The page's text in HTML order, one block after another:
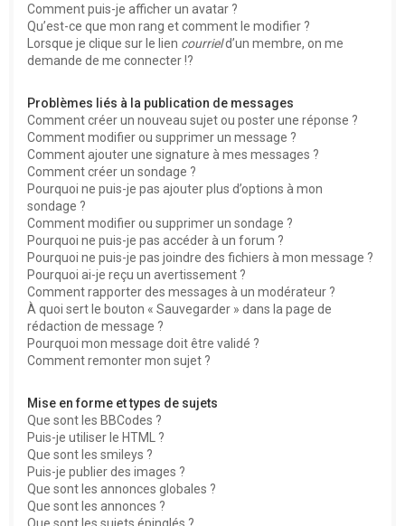
Comment puis-je afficher un avatar ?
Qu’est-ce que mon rang et comment le modifier ?
Lorsque je clique sur le lien courrield’un membre, on me
demande de me connecter !?
Problèmes liés à la publication de messages
Comment créer un nouveau sujet ou poster une réponse ?
Comment modifier ou supprimer un message ?
Comment ajouter une signature à mes messages ?
Comment créer un sondage ?
Pourquoi ne puis-je pas ajouter plus d’options à mon
sondage ?
Comment modifier ou supprimer un sondage ?
Pourquoi ne puis-je pas accéder à un forum ?
Pourquoi ne puis-je pas joindre des fichiers à mon message ?
Pourquoi ai-je reçu un avertissement ?
Comment rapporter des messages à un modérateur ?
À quoi sert le bouton « Sauvegarder » dans la page de
rédaction de message ?
Pourquoi mon message doit être validé ?
Comment remonter mon sujet ?
Mise en forme et types de sujets
Que sont les BBCodes ?
Puis-je utiliser le HTML ?
Que sont les smileys ?
Puis-je publier des images ?
Que sont les annonces globales ?
Que sont les annonces ?